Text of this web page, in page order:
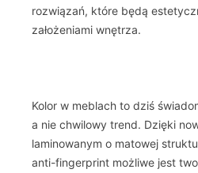
rozwiązań, które będą
założeniami wnętrza.
Kolor w meblach to dziś
a nie chwilowy trend. Dzięki
laminowanym o matowej
anti-fingerprint możliwe jest